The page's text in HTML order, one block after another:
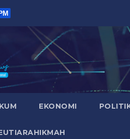
EKONOMI